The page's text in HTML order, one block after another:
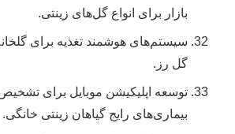
بازار برای انواع گل‌های زینتی.
سیستم‌های هوشمند تغذیه برای
گل رز.
توسعه اپلیکیشن موبایل برای
بیماری‌های رایج گیاهان زینتی خانگی.